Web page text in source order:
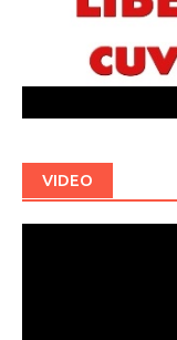
VIDEO